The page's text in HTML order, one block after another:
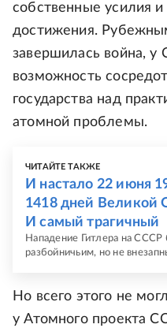
собственные усилия
достижения.
завершилась война, у
возможность
государства над
атомной проблемы.
ЧИТАЙТЕ ТАКЖЕ
И настало 22 июня
1418 дней Великой
И самый трагичный
Нападение Гитлера на
разбойничьим, но не
Но всего этого не
у Атомного проекта